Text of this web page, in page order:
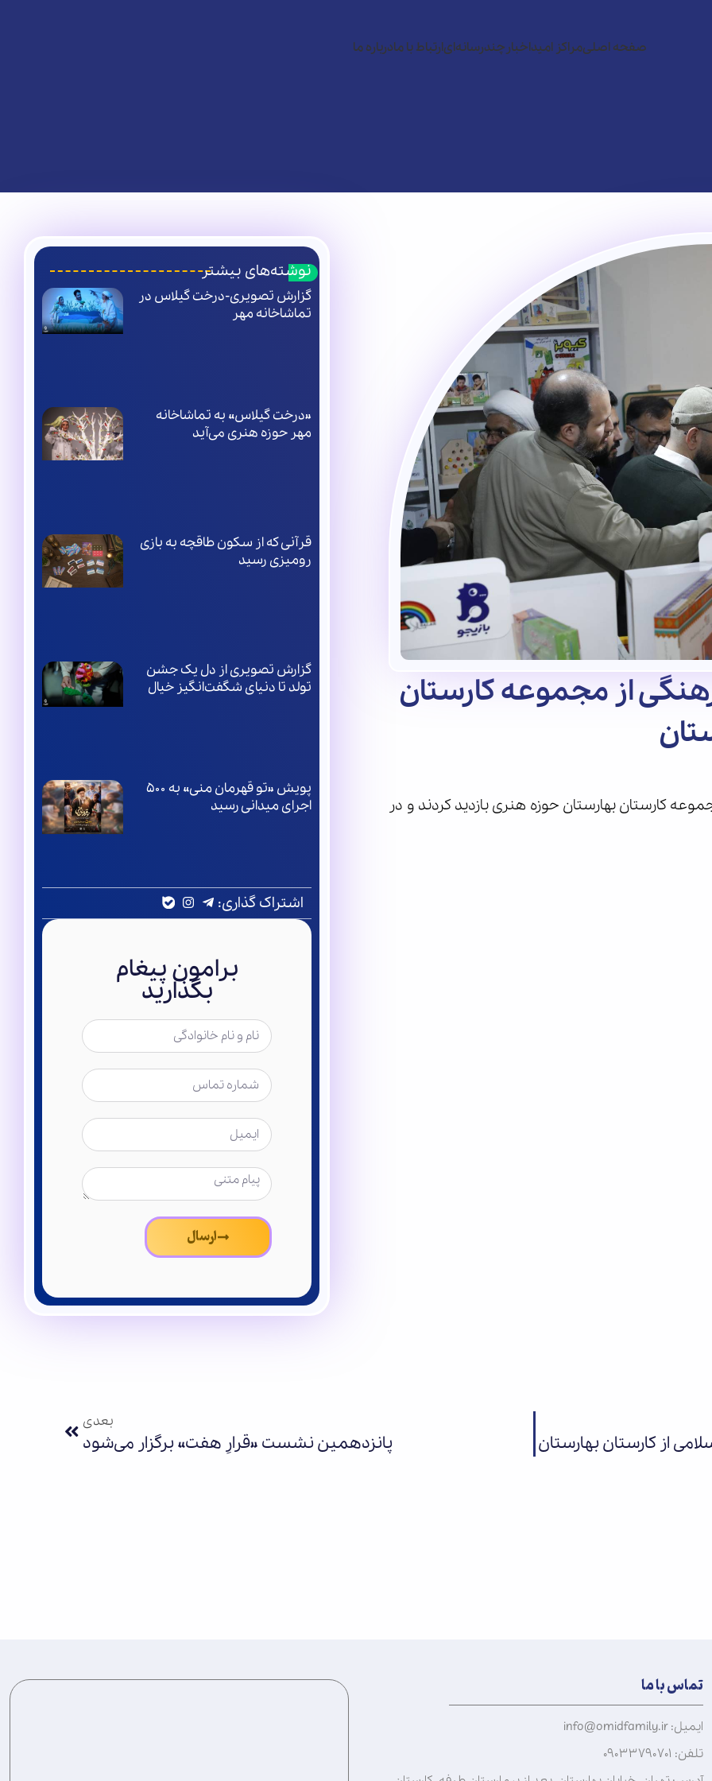
صفحه اصلیمراکز امیداخبار چندرسانه‌ایارتباط با مادرباره ما
از مجموعه کارستان
کارستان بهارستان حوزه هنری بازدید کردند و در
نوشته‌های بیشتر
گزارش تصویری-درخت گیلاس در
تماشاخانه مهر
«درخت گیلاس» به تماشاخانه
مهر حوزه هنری می‌آید
قرآنی که از سکون طاقچه به بازی
رومیزی رسید
گزارش تصویری از دل یک جشن
تولد تا دنیای شگفت‌انگیز خیال
پویش «تو قهرمان منی» به ۵۰۰
اجرای میدانی رسید
اشتراک گذاری:
برامون پیغام
بگذارید
ارسال
از کارستان بهارستان
بعدی
پانزدهمین نشست «قرارِ هفت» برگزار می‌شود
تماس با ما
ایمیل: info@omidfamily.ir
تلفن: ۰۹۰۳۳۷۹۰۷۰۱